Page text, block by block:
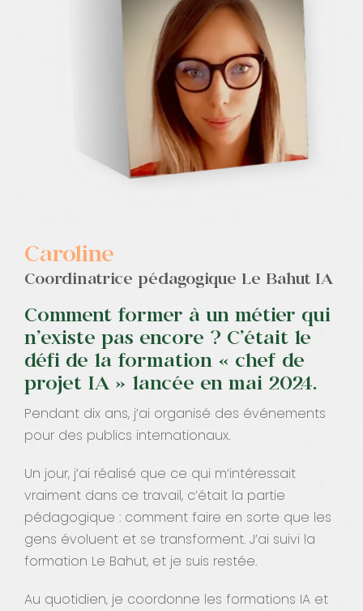
Caroline
Coordinatrice pédagogique Le Bahut IA
Comment former à un métier qui
n’existe pas encore ? C’était le
défi de la formation « chef de
projet IA » lancée en mai 2024.
Pendant dix ans, j’ai organisé des événements
pour des publics internationaux.
Un jour, j’ai réalisé que ce qui m’intéressait
vraiment dans ce travail, c’était la partie
pédagogique : comment faire en sorte que les
gens évoluent et se transforment. J’ai suivi la
formation Le Bahut, et je suis restée.
Au quotidien, je coordonne les formations IA et